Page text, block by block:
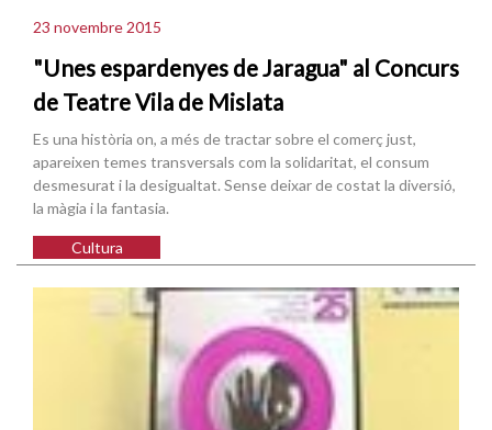
23 novembre 2015
"Unes espardenyes de Jaragua" al Concurs
de Teatre Vila de Mislata
Es una història on, a més de tractar sobre el comerç just,
apareixen temes transversals com la solidaritat, el consum
desmesurat i la desigualtat. Sense deixar de costat la diversió,
la màgia i la fantasia.
Cultura